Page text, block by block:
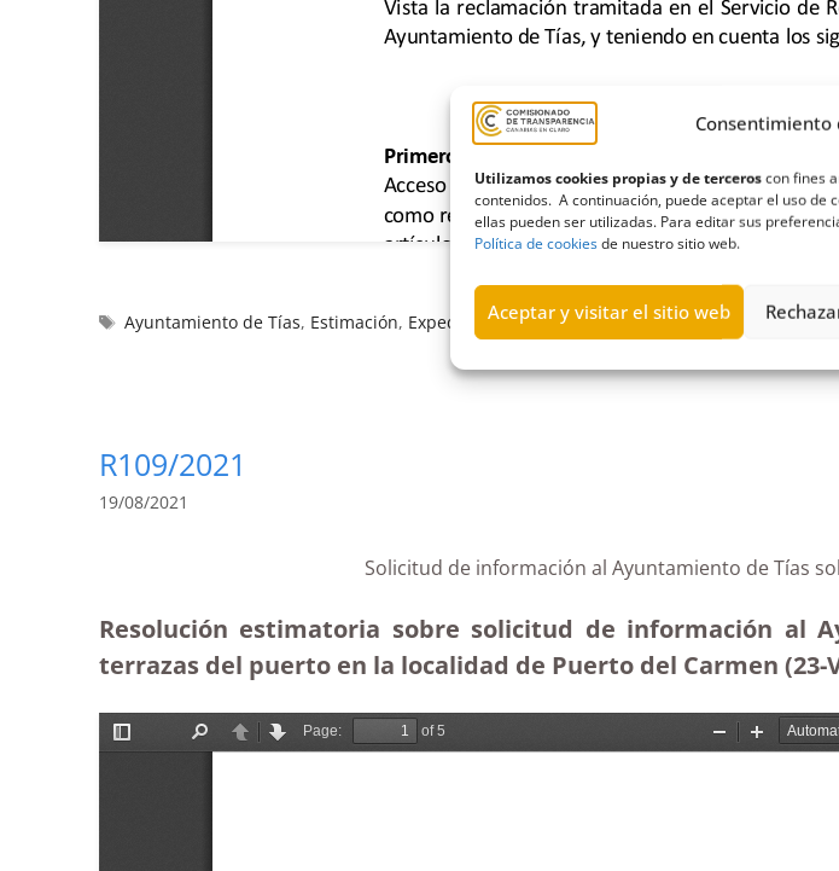
Consentimiento
Utilizamos cookies propias y de terceroscon fines
contenidos. A continuación, puede aceptar el uso
ellas pueden ser utilizadas. Para editar sus
Política de cookiesde nuestro sitio web.
Aceptar y visitar el sitio web
Ayuntamiento de Tías, Estimación, Expedientes,Insula Space and Design,Lanzarote,
R109/2021
19/08/2021
Solicitud de información al Ayuntamiento de Tías
Resolución estimatoria sobre solicitud de información al
terrazas del puerto en la localidad de Puerto del Carmen (23-